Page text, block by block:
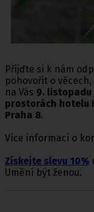
Přijďte si k nám
pohovořit o
na Vás 9. listopadu
prostorách hotelu
Praha 8.
Více informací o
Získejte slevu 10%
Umění být ženou.